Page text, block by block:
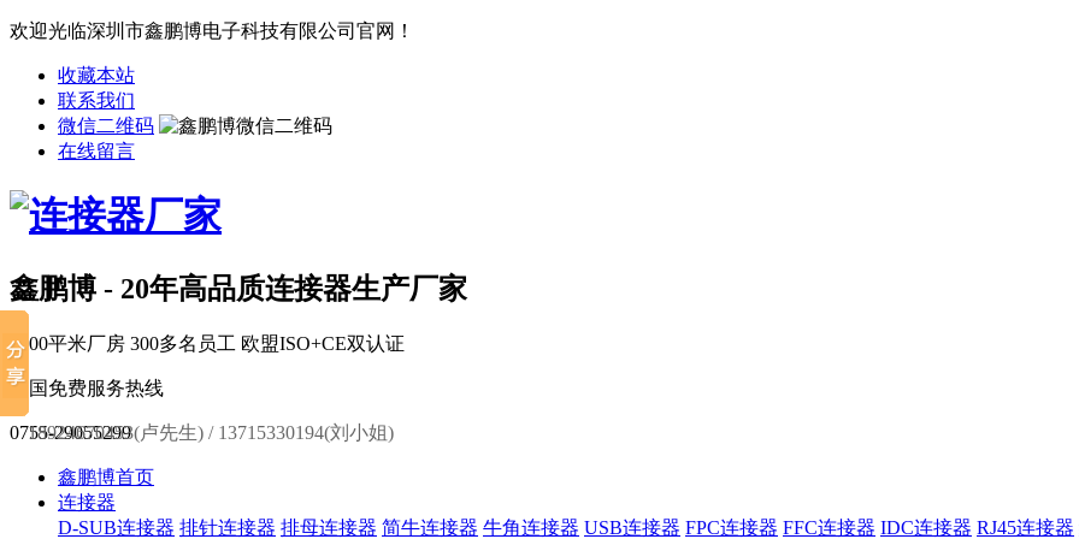
欢迎光临深圳市鑫鹏博电子科技有限公司官网！
收藏本站
联系我们
微信二维码
在线留言
鑫鹏博 - 20年高品质连接器生产厂家
6000平米厂房 300多名员工 欧盟ISO+CE双认证
全国免费服务热线
0755-29055299
18924670453(卢先生) / 13715330194(刘小姐)
鑫鹏博首页
连接器
D-SUB连接器 排针连接器 排母连接器 简牛连接器 牛角连接器 USB连接器 FPC连接器 FFC连接器 IDC连接器 RJ45连接器